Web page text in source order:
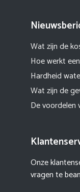
Wat zijn de
Hoe werkt
Hardheid
Wat zijn de
De voordelen
Onze
vragen te